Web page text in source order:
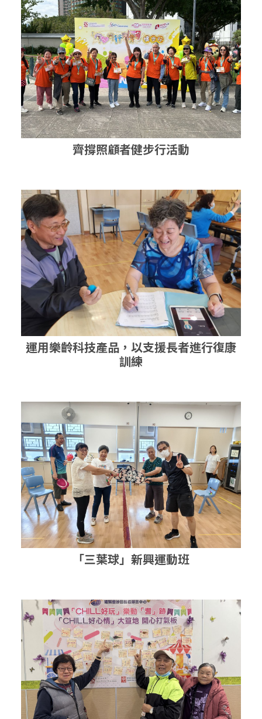
齊撐照顧者健步行活動
運用樂齡科技產品，以支援長者進行復康
訓練
「三葉球」新興運動班